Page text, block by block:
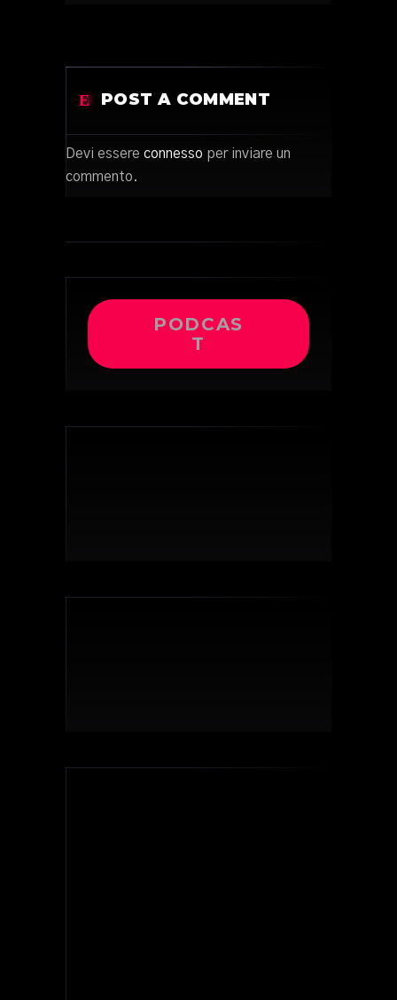
POST A COMMENT
Devi essere connesso per inviare un
commento.
PODCAS
T